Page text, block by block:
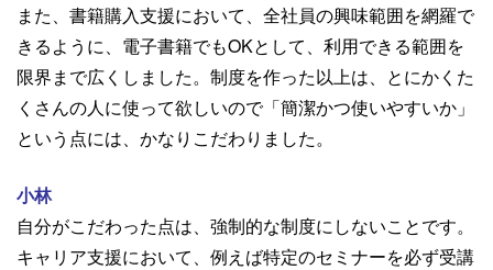
また、書籍購入支援において、全社員の興味範囲を網羅で
きるように、電子書籍でもOKとして、利用できる範囲を
限界まで広くしました。制度を作った以上は、とにかくた
くさんの人に使って欲しいので「簡潔かつ使いやすいか」
という点には、かなりこだわりました。
小林
自分がこだわった点は、強制的な制度にしないことです。
キャリア支援において、例えば特定のセミナーを必ず受講